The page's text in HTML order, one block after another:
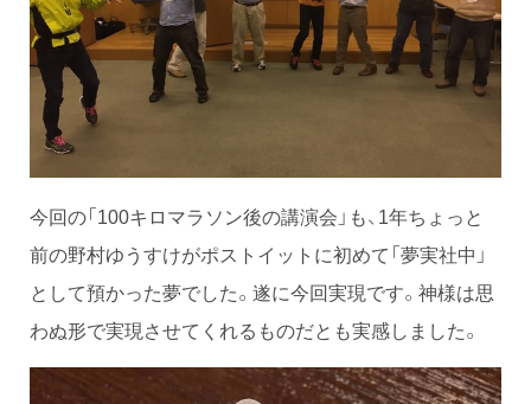
今回の「100キロマラソン後の講演会」も、1年ちょっと
前の野村ゆうすけがポストイットに初めて「夢実社中」
として預かった夢でした。遂に今回実現です。神様は思
わぬ形で実現させてくれるものだとも実感しました。